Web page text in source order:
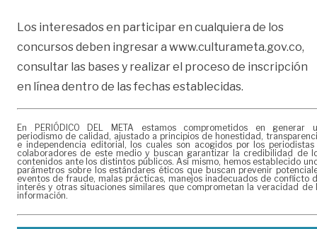
Los interesados en participar en cualquiera de los
concursos deben ingresar a www.culturameta.gov.co,
consultar las bases y realizar el proceso de inscripción
en línea dentro de las fechas establecidas.
En PERIÓDICO DEL META estamos comprometidos en generar
periodismo de calidad, ajustado a principios de honestidad,
e independencia editorial, los cuales son acogidos por los periodistas
colaboradores de este medio y buscan garantizar la credibilidad de
contenidos ante los distintos públicos. Así mismo, hemos establecido
parámetros sobre los estándares éticos que buscan prevenir
eventos de fraude, malas prácticas, manejos inadecuados de conflicto
interés y otras situaciones similares que comprometan la veracidad de
información.